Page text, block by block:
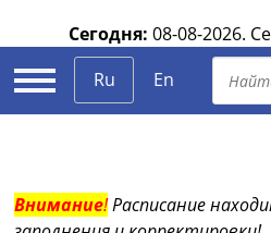
Сегодня: 08-08-2026.
Ru
En
Внимание!Расписание